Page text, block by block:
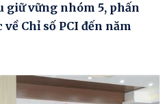
giữ vững nhóm 5, phấn
Chỉ số PCI đến năm